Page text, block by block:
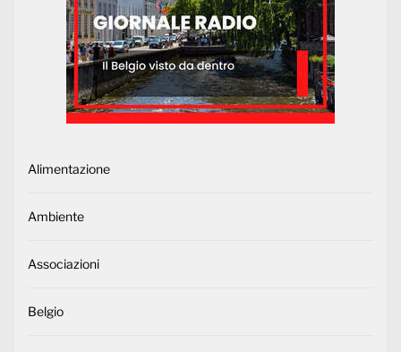
Alimentazione
Ambiente
Associazioni
Belgio